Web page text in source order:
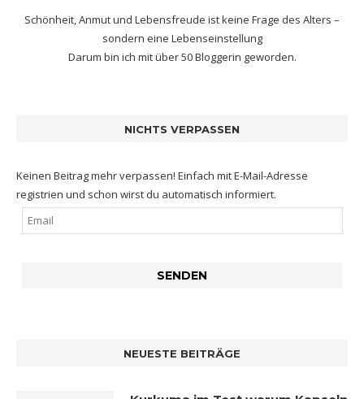
Schönheit, Anmut und Lebensfreude ist keine Frage des Alters –
sondern eine Lebenseinstellung
Darum bin ich mitüber 50 Bloggerin geworden.
NICHTS VERPASSEN
Keinen Beitrag mehr verpassen! Einfach mit E-Mail-Adresse
registrien und schon wirst du automatisch informiert.
NEUESTE BEITRÄGE